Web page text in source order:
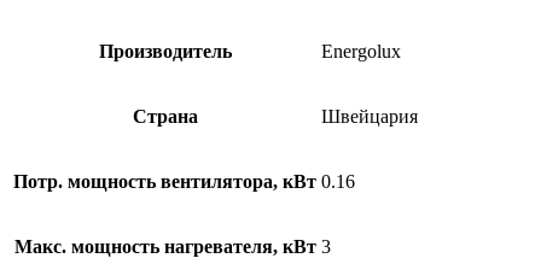
Производитель Energolux
Страна Швейцария
Потр. мощность вентилятора, кВт 0.16
Макс. мощность нагревателя, кВт 3